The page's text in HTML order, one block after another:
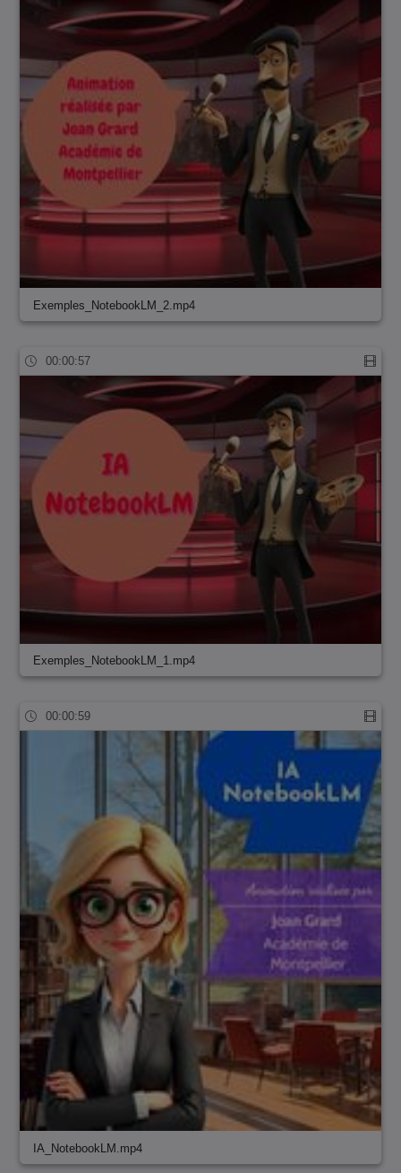
Exemples_NotebookLM_2.mp4
00:00:57
Exemples_NotebookLM_1.mp4
00:00:59
IA_NotebookLM.mp4